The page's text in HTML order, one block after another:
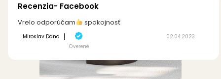
Recenzia- Facebook
Vrelo odporúčam spokojnosť
Miroslav Dano
Overené
02.04.2023